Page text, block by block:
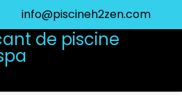
info@piscineh2zen.com